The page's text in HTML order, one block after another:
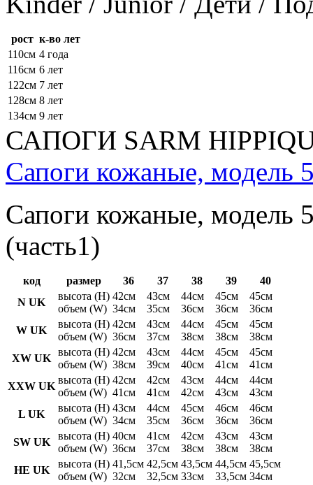
рост к-во лет
110см 4 года
116см 6 лет
122см 7 лет
128см 8 лет
134см 9 лет
САПОГИ SARM
Сапоги кожаные, модель
Сапоги кожаные, модель
(часть1)
код размер 36 37 38 39
40
N UK
высота (H)
объем (W)
42см
34см
43см
35см
44см
36см
45см
36см
45см
36см
W UK
высота (H)
объем (W)
42см
36см
43см
37см
44см
38см
45см
38см
45см
38см
XW UK
высота (H)
объем (W)
42см
38см
43см
39см
44см
40см
45см
41см
45см
41см
XXW UK
высота (H)
объем (W)
42см
41см
42см
41см
43см
42см
44см
43см
44см
43см
L UK
высота (H)
объем (W)
43см
34см
44см
35см
45см
36см
46см
36см
46см
36см
SW UK
высота (H)
объем (W)
40см
36см
41см
37см
42см
38см
43см
38см
43см
38см
HE UK
высота (H)
объем (W)
41,5см
32см
42,5см
32,5см
43,5см
33см
44,5см
33,5см
45,5см
34см